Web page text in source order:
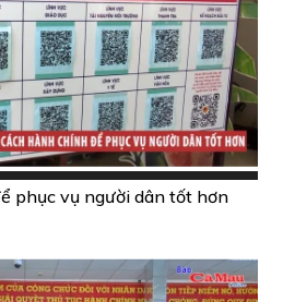
phục vụ người dân tốt hơn